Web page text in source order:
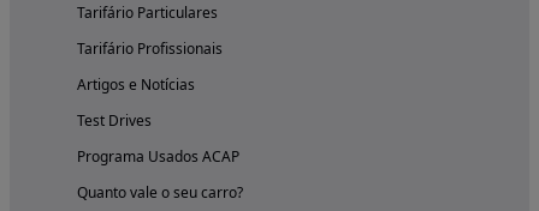
Tarifário Particulares
Tarifário Profissionais
Artigos e Notícias
Test Drives
Programa Usados ACAP
Quanto vale o seu carro?